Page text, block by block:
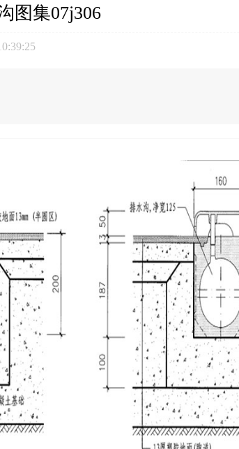
图集07j306